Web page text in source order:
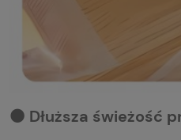
Mata grzewcza na fotel
samochodowy Premium eko
skóra 12V/24V z pilotem, szybkie
nagrzewanie, 120x40 cm, czarna
68,42 zł
Cena regularna:
76,23 zł
Do
⚫️ Dłuższa świeżość